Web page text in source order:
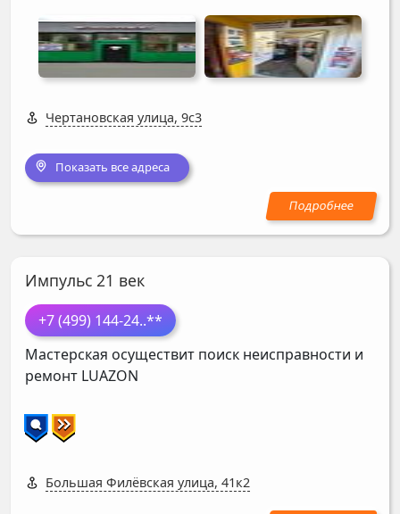
Чертановская улица, 9с3
Показать все адреса
Импульс 21 век
+7 (499) 144-24..**
Мастерская осуществит поиск неисправности и
ремонт LUAZON
Большая Филёвская улица, 41к2